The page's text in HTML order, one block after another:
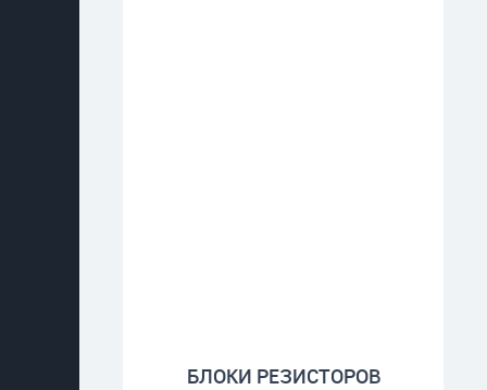
БЛОКИ РЕЗИСТОРОВ